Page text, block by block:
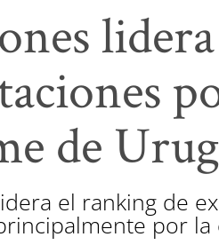
de
el ranking de
por la